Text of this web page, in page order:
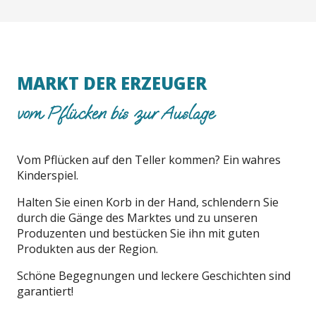
MARKT DER ERZEUGER
vom Pflücken bis zur Auslage
Vom Pflücken auf den Teller kommen? Ein wahres
Kinderspiel.
Halten Sie einen Korb in der Hand, schlendern Sie
durch die Gänge des Marktes und zu unseren
Produzenten und bestücken Sie ihn mit guten
Produkten aus der Region.
Schöne Begegnungen und leckere Geschichten sind
garantiert!